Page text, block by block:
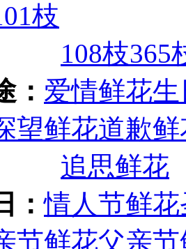
枝
108枝365
： 爱情鲜花生
望鲜花道歉鲜
追思鲜花
：情人节鲜花
节鲜花父亲